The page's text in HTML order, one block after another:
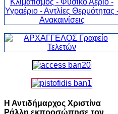
Η Αντιδήμαρχος Χριστίνα